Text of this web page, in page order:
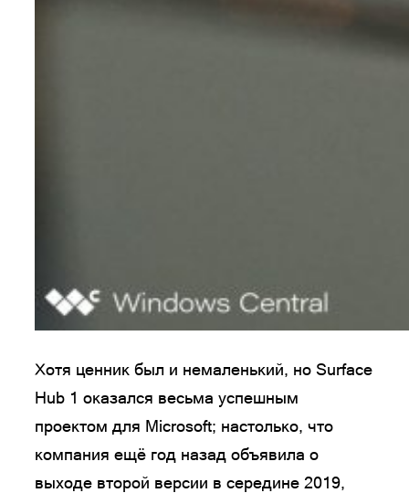
Хотя ценник был и немаленький, но Surface
Hub 1 оказался весьма успешным
проектом для Microsoft; настолько, что
компания ещё год назад объявила о
выходе второй версии в середине 2019,